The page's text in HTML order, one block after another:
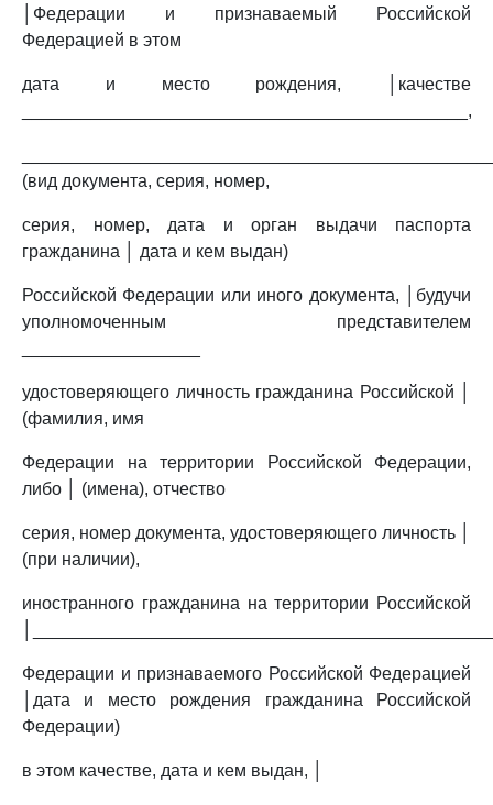
│Федерации и признаваемый Российской
Федерацией в этом
дата и место рождения, │качестве
_____________________________________________,
(вид документа, серия, номер,
серия, номер, дата и орган выдачи паспорта
гражданина │ дата и кем выдан)
Российской Федерации или иного документа, │будучи
уполномоченным представителем
удостоверяющего личность гражданина Российской │
(фамилия, имя
Федерации на территории Российской Федерации,
либо │ (имена), отчество
серия, номер документа, удостоверяющего личность │
(при наличии),
иностранного гражданина на территории Российской
Федерации и признаваемого Российской Федерацией
│дата и место рождения гражданина Российской
Федерации)
в этом качестве, дата и кем выдан, │